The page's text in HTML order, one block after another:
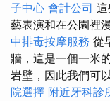
子中心 會計公司
藝表演和在公園裡
中排毒按摩服務 從
牆，這是一個一米
岩壁，因此我們可
院選擇 附近牙科診